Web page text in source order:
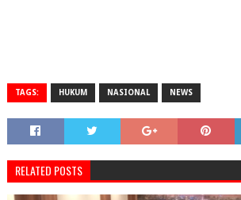
TAGS: HUKUM NASIONAL NEWS
RELATED POSTS